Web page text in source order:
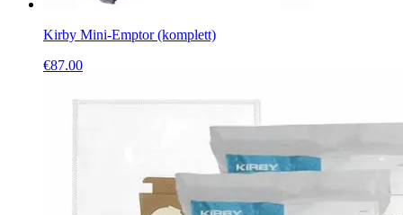
Kirby Mini-Emptor (komplett)
€87.00